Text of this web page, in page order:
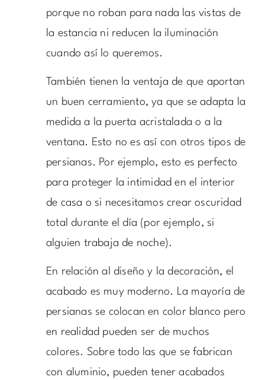
porque no roban para nada las vistas de
la estancia ni reducen la iluminación
cuando así lo queremos.
También tienen la ventaja de que aportan
un buen cerramiento, ya que se adapta la
medida a la puerta acristalada o a la
ventana. Esto no es así con otros tipos de
persianas. Por ejemplo, esto es perfecto
para proteger la intimidad en el interior
de casa o si necesitamos crear oscuridad
total durante el día (por ejemplo, si
alguien trabaja de noche).
En relación al diseño y la decoración, el
acabado es muy moderno. La mayoría de
persianas se colocan en color blanco pero
en realidad pueden ser de muchos
colores. Sobre todo las que se fabrican
con aluminio, pueden tener acabados